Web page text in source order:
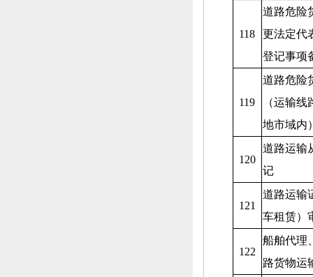
118
道路危险
更法定代
登记事项
119
道路危险
（运输
地市域内
120
道路运输
记
121
道路运输
车租赁）
122
船舶代理
路货物运